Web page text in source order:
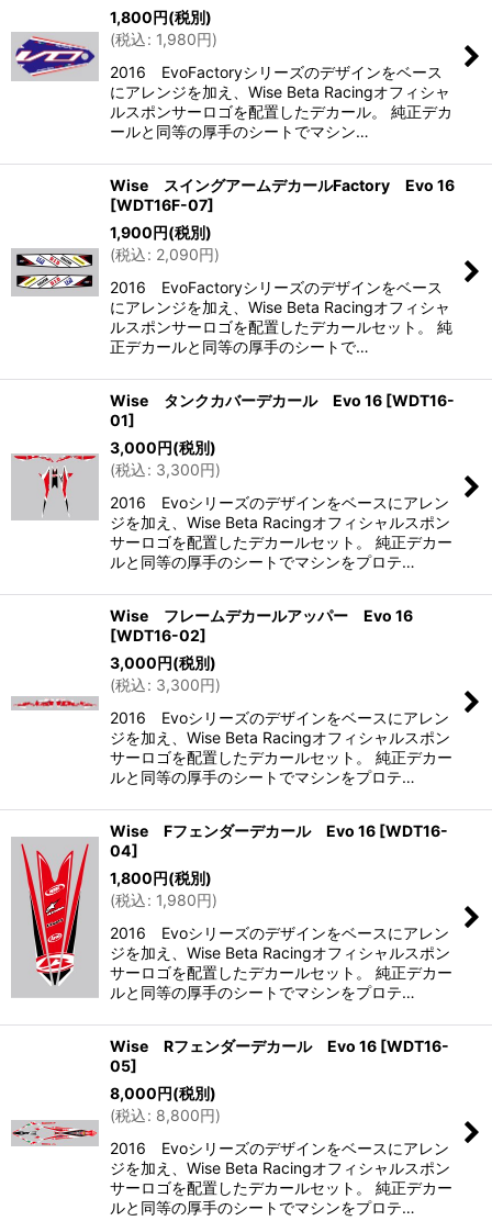
1,800円(税別)
(税込: 1,980円)
2016 EvoFactoryシリーズのデザインをベース
にアレンジを加え、Wise Beta Racingオフィシャ
ルスポンサーロゴを配置したデカール。 純正デカ
ールと同等の厚手のシートでマシン…
Wise スイングアームデカールFactory Evo 16
[WDT16F-07]
1,900円(税別)
(税込: 2,090円)
2016 EvoFactoryシリーズのデザインをベース
にアレンジを加え、Wise Beta Racingオフィシャ
ルスポンサーロゴを配置したデカールセット。 純
正デカールと同等の厚手のシートで…
Wise タンクカバーデカール Evo 16 [WDT16-
01]
3,000円(税別)
(税込: 3,300円)
2016 Evoシリーズのデザインをベースにアレン
ジを加え、Wise Beta Racingオフィシャルスポン
サーロゴを配置したデカールセット。 純正デカー
ルと同等の厚手のシートでマシンをプロテ…
Wise フレームデカールアッパー Evo 16
[WDT16-02]
3,000円(税別)
(税込: 3,300円)
2016 Evoシリーズのデザインをベースにアレン
ジを加え、Wise Beta Racingオフィシャルスポン
サーロゴを配置したデカールセット。 純正デカー
ルと同等の厚手のシートでマシンをプロテ…
Wise Fフェンダーデカール Evo 16 [WDT16-
04]
1,800円(税別)
(税込: 1,980円)
2016 Evoシリーズのデザインをベースにアレン
ジを加え、Wise Beta Racingオフィシャルスポン
サーロゴを配置したデカールセット。 純正デカー
ルと同等の厚手のシートでマシンをプロテ…
Wise Rフェンダーデカール Evo 16 [WDT16-
05]
8,000円(税別)
(税込: 8,800円)
2016 Evoシリーズのデザインをベースにアレン
ジを加え、Wise Beta Racingオフィシャルスポン
サーロゴを配置したデカールセット。 純正デカー
ルと同等の厚手のシートでマシンをプロテ…